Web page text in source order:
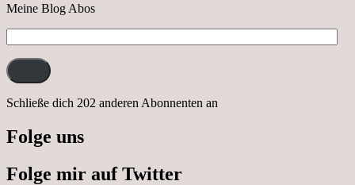
Meine Blog Abos
Mail-
Adresse:
Schließe dich 202 anderen Abonnenten an
Folge uns
Folge mir auf Twitter